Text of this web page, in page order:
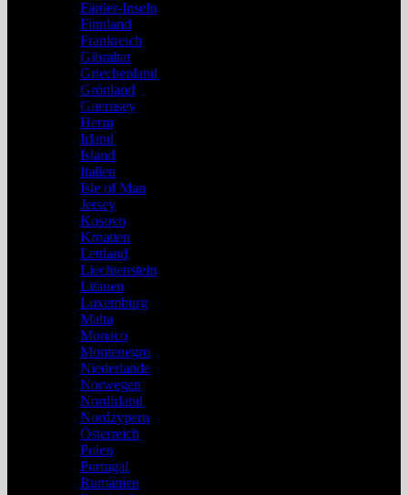
Färöer-Inseln
Finnland
Frankreich
Gibraltar
Griechenland
Grönland
Guernsey
Herm
Irland
Island
Italien
Isle of Man
Jersey
Kosovo
Kroatien
Lettland
Liechtenstein
Litauen
Luxemburg
Malta
Monaco
Montenegro
Niederlande
Norwegen
Nordirland
Nordzypern
Österreich
Polen
Portugal
Rumänien